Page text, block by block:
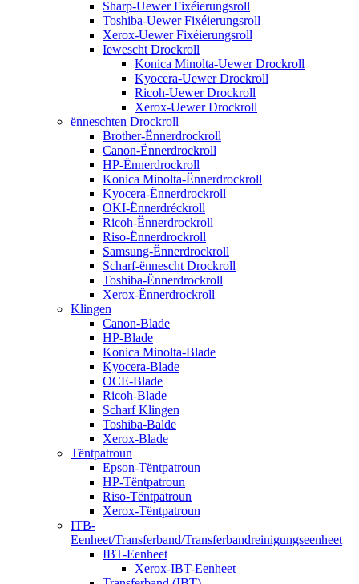
Sharp-Uewer Fixéierungsroll
Toshiba-Uewer Fixéierungsroll
Xerox-Uewer Fixéierungsroll
Iewescht Drockroll
Konica Minolta-Uewer Drockroll
Kyocera-Uewer Drockroll
Ricoh-Uewer Drockroll
Xerox-Uewer Drockroll
ënneschten Drockroll
Brother-Ënnerdrockroll
Canon-Ënnerdrockroll
HP-Ënnerdrockroll
Konica Minolta-Ënnerdrockroll
Kyocera-Ënnerdrockroll
OKI-Ënnerdréckroll
Ricoh-Ënnerdrockroll
Riso-Ënnerdrockroll
Samsung-Ënnerdrockroll
Scharf-ënnescht Drockroll
Toshiba-Ënnerdrockroll
Xerox-Ënnerdrockroll
Klingen
Canon-Blade
HP-Blade
Konica Minolta-Blade
Kyocera-Blade
OCE-Blade
Ricoh-Blade
Scharf Klingen
Toshiba-Balde
Xerox-Blade
Tëntpatroun
Epson-Tëntpatroun
HP-Tëntpatroun
Riso-Tëntpatroun
Xerox-Tëntpatroun
ITB-
Eenheet/Transferband/Transferbandreinigungseenheet
IBT-Eenheet
Xerox-IBT-Eenheet